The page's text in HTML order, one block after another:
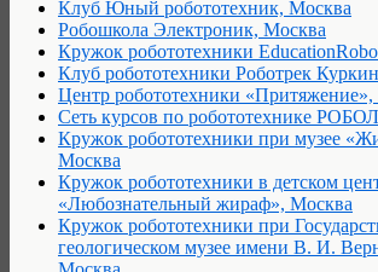
Клуб Юный робототехник, Москва
Робошкола Электроник, Москва
Кружок робототехники
Клуб робототехники Роботрек
Центр робототехники
Сеть курсов по робототехнике
Кружок робототехники при музее
Москва
Кружок робототехники в детском
«Любознательный жираф», Москва
Кружок робототехники при
геологическом музее имени В. И.